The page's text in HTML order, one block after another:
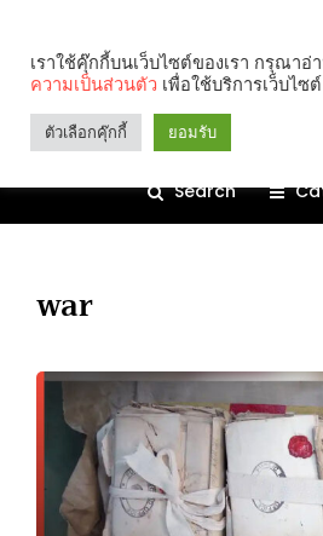
Search
war
เราใช้คุ๊กกี้บนเว็บไซต์ของเรา กรุณาอ่
ความเป็นส่วนตัว เพื่อใช้บริการเว็บไซต์
ตัวเลือกคุ๊กกี้ ยอมรับ